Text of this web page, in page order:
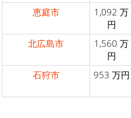
恵庭市
1,092 万
円
北広島市
1,560 万
円
石狩市 953 万円